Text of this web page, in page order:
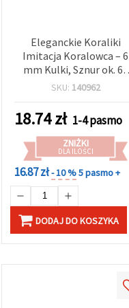
Eleganckie Koraliki
Imitacja Koralowca – 6
mm Kulki, Sznur ok. 69
szt., idealne do modnej
projektów rękodzieła EM
ART
SKU: 140962
18.74zł 1-4 pasmo
ZNIŻKI
DLA ILOŚCI
16.87 zł- 10 %5 pasmo +
DODAJ DO KOSZYKA